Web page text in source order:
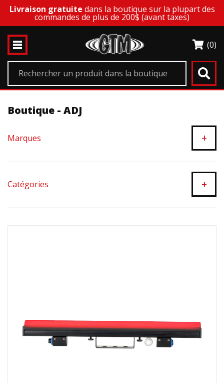
Livraison gratuite dans la boutique sur la plupart des
commandes de plus de 200$ (avant taxes)
(0)
Boutique - ADJ
Marques +
Catégories +